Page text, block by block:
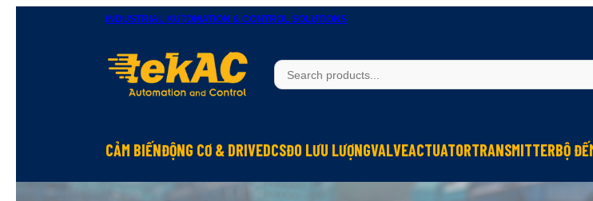
INDUSTRIAL AUTOMATION & CONTROL SOLUTIONS
CẢM BIẾNĐỘNG CƠ & DRIVEDCSĐO LƯU LƯỢNGVALVEACTUATORTRANSMITTERBỘ